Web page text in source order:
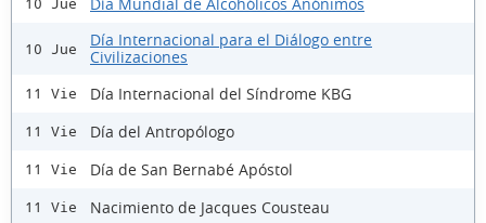
10 Jue
10 Jue
Día Internacional para el Diálogo entre
Civilizaciones
11 Vie Día Internacional del Síndrome KBG
11 Vie Día del Antropólogo
11 Vie Día de San Bernabé Apóstol
11 Vie Nacimiento de Jacques Cousteau